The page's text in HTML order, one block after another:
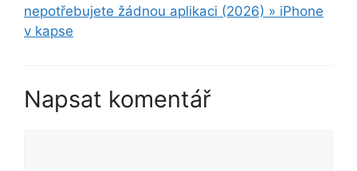
nepotřebujete žádnou aplikaci (2026) » iPhone
v kapse
Napsat komentář